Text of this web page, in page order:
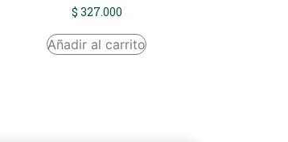
$ 327.000
Añadir al carrito